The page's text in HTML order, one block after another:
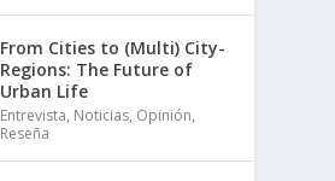
From Cities to (Multi) City-
Regions: The Future of
Urban Life
Entrevista, Noticias, Opinión,
Reseña